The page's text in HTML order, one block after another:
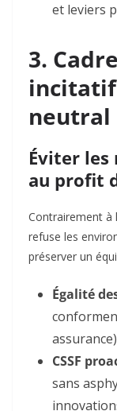
et leviers
3.
incitatif
neutral
Éviter les
au profit
Contrairement à
refuse les
préserver un
Égalité
CSSF
sans